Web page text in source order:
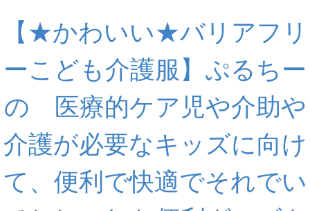
【★かわいい★バリアフリ
ーこども介護服】ぷるちー
の 医療的ケア児や介助や
介護が必要なキッズに向け
て、便利で快適でそれでい